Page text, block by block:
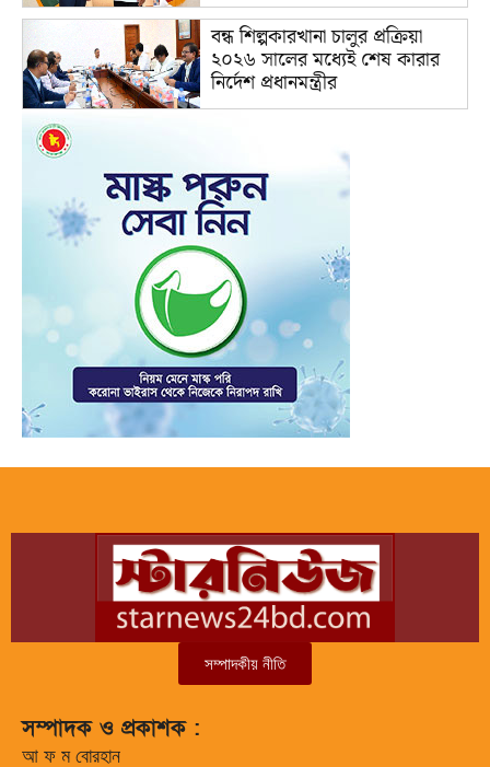
বন্ধ শিল্পকারখানা চালুর প্রক্রিয়া
২০২৬ সালের মধ্যেই শেষ কারার
নির্দেশ প্রধানমন্ত্রীর
সম্পাদকীয় নীতি
সম্পাদক ও প্রকাশক :
আ ফ ম বোরহান